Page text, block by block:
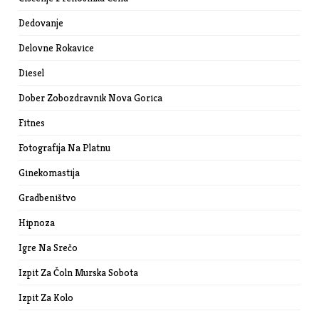
Dedovanje
Delovne Rokavice
Diesel
Dober Zobozdravnik Nova Gorica
Fitnes
Fotografija Na Platnu
Ginekomastija
Gradbeništvo
Hipnoza
Igre Na Srečo
Izpit Za Čoln Murska Sobota
Izpit Za Kolo